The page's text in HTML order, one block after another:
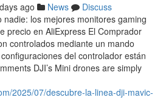
ago News
Discuss
nadie: los mejores monitores gaming
precio en AliExpress El Comprador
controlados mediante un mando
del controlador están
DJI’s Mini drones are simply
2025/07/descubre-la-linea-dji-mavic-